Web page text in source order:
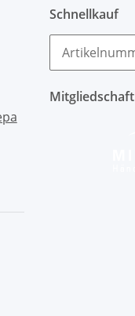
Schnellkauf
Mitgliedschaft